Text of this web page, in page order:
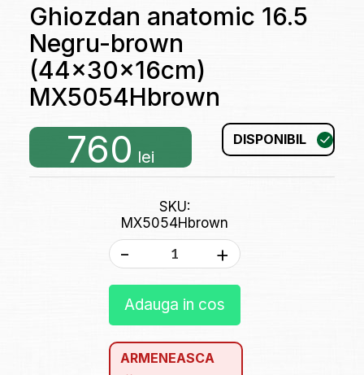
Ghiozdan anatomic 16.5
Negru-brown
(44x30x16cm)
MX5054Hbrown
760 lei
DISPONIBIL
SKU:
MX5054Hbrown
- +
Adauga in cos
ARMENEASCA